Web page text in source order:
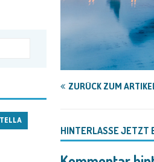
ZURÜCK ZUM
HINTERLASSE JETZT